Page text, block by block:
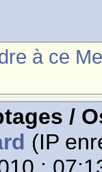
à ce
/
(IP